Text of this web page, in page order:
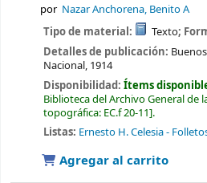
por Nazar Anchorena, Benito A
Tipo de material: Texto;
Detalles de publicación:
Nacional, 1914
Disponibilidad: Ítems
Biblioteca del Archivo General de
topográfica: EC.f 20-11 .
Listas: Ernesto H. Celesia -
Agregar al carrito